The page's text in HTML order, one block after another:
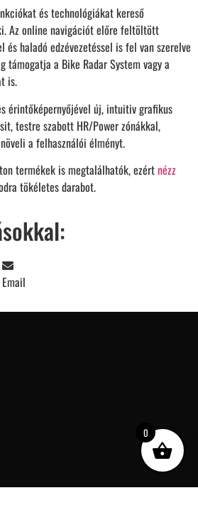
és technológiákat kereső
Az online navigációt előre feltöltött
és haladó edzévezetéssel is fel van szerelve
támogatja a Bike Radar System vagy a
is.
érintőképernyőjével új, intuitiv grafikus
testre szabott HR/Power zónákkal,
a felhasználói élményt.
termékek is megtalálhatók, ezértnézz
tökéletes darabot.
Email
0